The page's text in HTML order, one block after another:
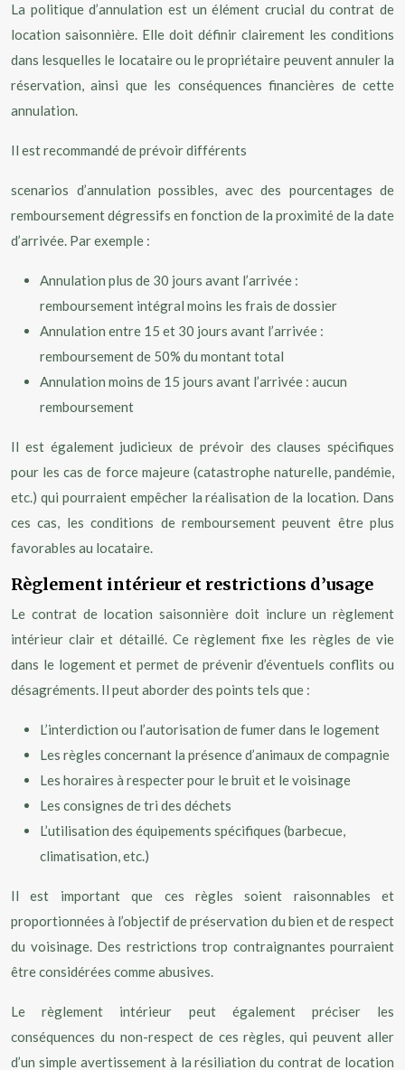
La politique d’annulation est un élément crucial du contrat de
location saisonnière. Elle doit définir clairement les conditions
dans lesquelles le locataire ou le propriétaire peuvent annuler la
réservation, ainsi que les conséquences financières de cette
annulation.
Il est recommandé de prévoir différents
scenarios d’annulation possibles, avec des pourcentages de
remboursement dégressifs en fonction de la proximité de la date
d’arrivée. Par exemple :
Annulation plus de 30 jours avant l’arrivée :
remboursement intégral moins les frais de dossier
Annulation entre 15 et 30 jours avant l’arrivée :
remboursement de 50% du montant total
Annulation moins de 15 jours avant l’arrivée : aucun
remboursement
Il est également judicieux de prévoir des clauses spécifiques
pour les cas de force majeure (catastrophe naturelle, pandémie,
etc.) qui pourraient empêcher la réalisation de la location. Dans
ces cas, les conditions de remboursement peuvent être plus
favorables au locataire.
Règlement intérieur et restrictions d’usage
Le contrat de location saisonnière doit inclure un règlement
intérieur clair et détaillé. Ce règlement fixe les règles de vie
dans le logement et permet de prévenir d’éventuels conflits ou
désagréments. Il peut aborder des points tels que :
L’interdiction ou l’autorisation de fumer dans le logement
Les règles concernant la présence d’animaux de compagnie
Les horaires à respecter pour le bruit et le voisinage
Les consignes de tri des déchets
L’utilisation des équipements spécifiques (barbecue,
climatisation, etc.)
Il est important que ces règles soient raisonnables et
proportionnées à l’objectif de préservation du bien et de respect
du voisinage. Des restrictions trop contraignantes pourraient
être considérées comme abusives.
Le règlement intérieur peut également préciser les
conséquences du non-respect de ces règles, qui peuvent aller
d’un simple avertissement à la résiliation du contrat de location